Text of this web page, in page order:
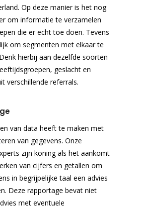
Op deze manier is het nog
om informatie te verzamelen
die er echt toe doen. Tevens
om segmenten met elkaar te
hierbij aan dezelfde soorten
geslacht en
verschillende referrals.
van data heeft te maken met
van gegevens. Onze
zijn koning als het aankomt
van cijfers en getallen om
in begrijpelijke taal een advies
Deze rapportage bevat niet
met eventuele